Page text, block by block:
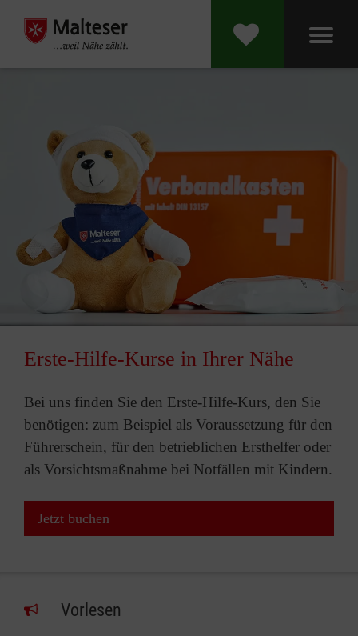
Erste-Hilfe-Kurse in Ihrer Nähe
Bei uns finden Sie den Erste-Hilfe-Kurs, den Sie
benötigen: zum Beispiel als Voraussetzung für den
Führerschein, für den betrieblichen Ersthelfer oder
als Vorsichtsmaßnahme bei Notfällen mit Kindern.
Jetzt buchen
Vorlesen